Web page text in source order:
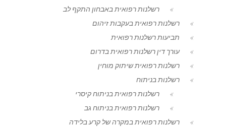
רשלנות רפואית באבחון התקף לב
רשלנות רפואית בעקבות זיהום
תביעות רשלנות רפואית
עורך דין רשלנות רפואית בדרום
רשלנות רפואית שיתוק מוחין
רשלנות בניתוח
רשלנות רפואית בניתוח קיסרי
רשלנות רפואית בניתוח גב
רשלנות רפואית במקרה של קרע בלידה